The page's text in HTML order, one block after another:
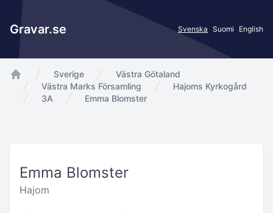
Gravar.se Svenska Suomi English
app.Start
Sverige
Västra Götaland
Västra Marks Församling
Hajoms Kyrkogård
3A
Emma Blomster
Emma Blomster
Hajom